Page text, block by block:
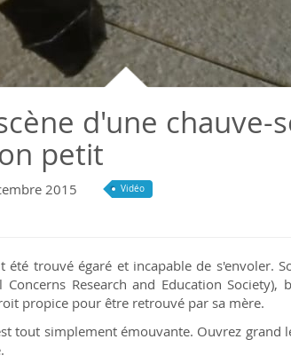
d'une chauve-
petit
2015 Vidéo
été trouvé égaré et incapable de s'envoler.
Concerns Research and Education Society),
propice pour être retrouvé par sa mère.
tout simplement émouvante. Ouvrez grand